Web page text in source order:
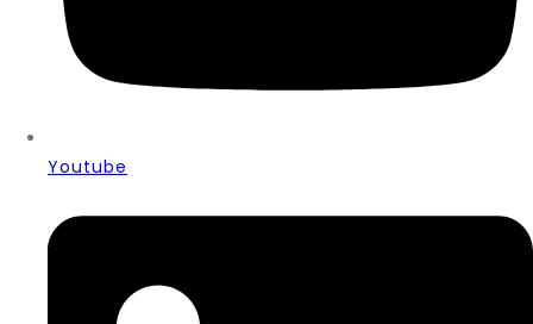
Youtube